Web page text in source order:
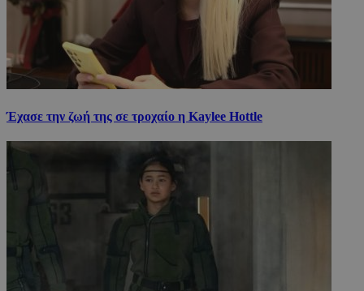
Έχασε την ζωή της σε τροχαίο η Kaylee Hottle